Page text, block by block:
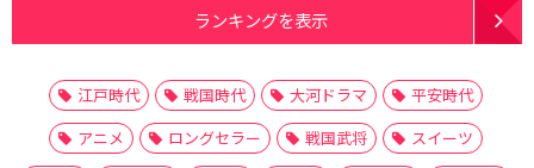
ランキングを表示
江戸時代 戦国時代 大河ドラマ
平安時代
アニメ
ロングセラー 戦国武将
スイーツ